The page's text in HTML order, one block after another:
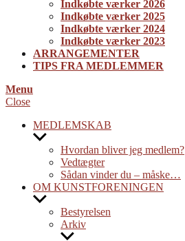
Indkøbte værker 2026
Indkøbte værker 2025
Indkøbte værker 2024
Indkøbte værker 2023
ARRANGEMENTER
TIPS FRA MEDLEMMER
Menu
Close
MEDLEMSKAB
Show
menu
Hvordan bliver jeg medlem?
Vedtægter
Sådan vinder du – måske…
OM KUNSTFORENINGEN
Show
menu
Bestyrelsen
Arkiv
Show